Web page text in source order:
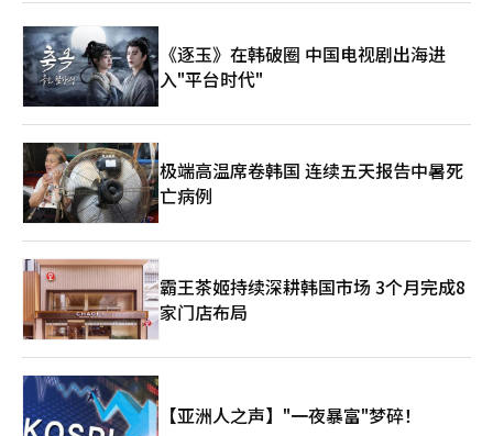
《逐玉》在韩破圈 中国电视剧出海进
入"平台时代"
极端高温席卷韩国 连续五天报告中暑死
亡病例
霸王茶姬持续深耕韩国市场 3个月完成8
家门店布局
【亚洲人之声】"一夜暴富"梦碎！